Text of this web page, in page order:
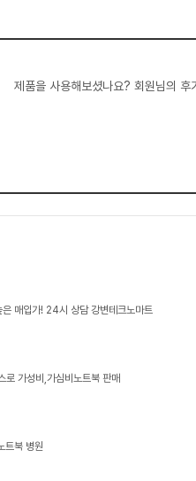
제품을 사용해보셨나요? 회원님의 후
매입가! 24시 상담 강변테크노마트
로 가성비,가심비노트북 판매
트북 병원